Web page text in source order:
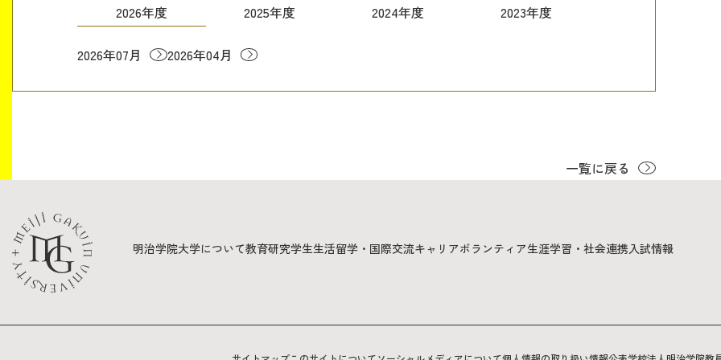
2026年度
2026年07月 2026年04月
2025年度 2024年度 2023年度
一覧に戻る
明治学院大学について教育研究学生生活留学・国際交流キャリアボランティア生涯学習・社会連携入試情報